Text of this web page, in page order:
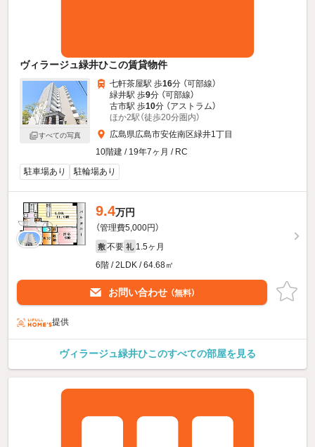
ヴィラージュ緑井ひこの賃貸物件
すべての写真
七軒茶屋駅 歩16分 （可部線）
緑井駅 歩9分 （可部線）
古市駅 歩10分 （アストラム）
ほか2駅（徒歩20分圏内）
広島県広島市安佐南区緑井1丁目
10階建 / 19年7ヶ月 / RC
駐車場あり
駐輪場あり
9.4万円
（管理費5,000円）
敷 不要 礼 1.5ヶ月
6階 / 2LDK / 64.68㎡
お問い合わせ （無料）
提供
ヴィラージュ緑井ひこのすべての部屋を見る